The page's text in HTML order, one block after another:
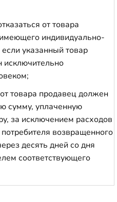
от товара
индивидуально-
указанный товар
исключительно
товара продавец должен
сумму, уплаченную
за исключением расходов
возвращенного
десять дней со дня
соответствующего